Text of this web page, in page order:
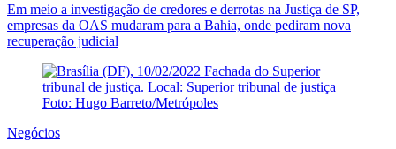
Em meio a investigação de credores e derrotas na Justiça de SP,
empresas da OAS mudaram para a Bahia, onde pediram nova
recuperação judicial
Negócios